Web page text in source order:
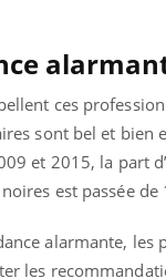
ces
sont bel et bien
et 2015, la part
est passée de
alarmante, les
les